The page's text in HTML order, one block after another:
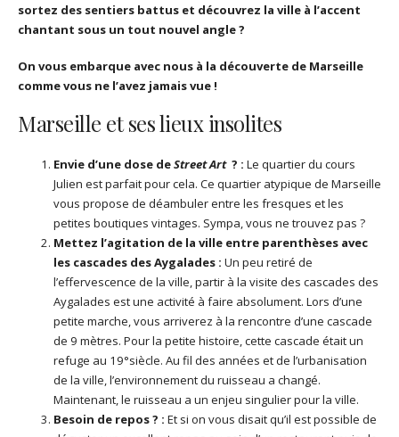
sortez des sentiers battus et découvrez la ville à l’accent
chantant sous un tout nouvel angle ?
On vous embarque avec nous à la découverte de Marseille
comme vous ne l’avez jamais vue !
Marseille et ses lieux insolites
Envie d’une dose deStreet Art ? : Le quartier du cours
Julien est parfait pour cela. Ce quartier atypique de Marseille
vous propose de déambuler entre les fresques et les
petites boutiques vintages. Sympa, vous ne trouvez pas ?
Mettez l’agitation de la ville entre parenthèses avec
les cascades des Aygalades : Un peu retiré de
l’effervescence de la ville, partir à la visite des cascades des
Aygalades est une activité à faire absolument. Lors d’une
petite marche, vous arriverez à la rencontre d’une cascade
de 9 mètres. Pour la petite histoire, cette cascade était un
refuge au 19°siècle. Au fil des années et de l’urbanisation
de la ville, l’environnement du ruisseau a changé.
Maintenant, le ruisseau a un enjeu singulier pour la ville.
Besoin de repos ? : Et si on vous disait qu’il est possible de